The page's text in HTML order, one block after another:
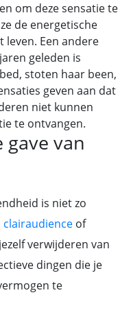
om deze sensatie te
de energetische
leven. Een andere
geleden is
stoten haar been,
geven aan dat
niet kunnen
te ontvangen.
van
is niet zo
clairaudience of
verwijderen van
dingen die je
te